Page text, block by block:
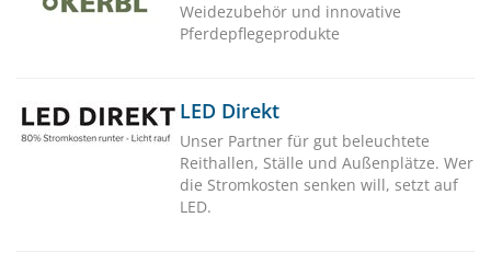
Weidezubehör und innovative
Pferdepflegeprodukte
LED Direkt
Unser Partner für gut beleuchtete
Reithallen, Ställe und Außenplätze. Wer
die Stromkosten senken will, setzt auf
LED.